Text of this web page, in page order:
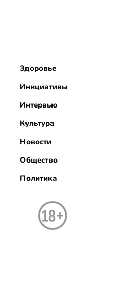
Здоровье
Инициативы
Интервью
Культура
Новости
Общество
Политика